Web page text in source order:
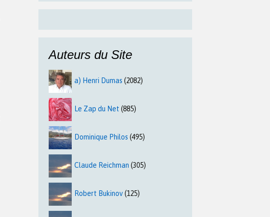
Auteurs du Site
a) Henri Dumas (2082)
Le Zap du Net (885)
Dominique Philos (495)
Claude Reichman (305)
Robert Bukinov(125)